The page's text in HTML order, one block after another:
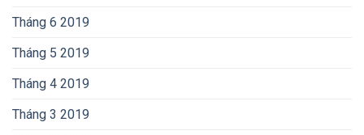
Tháng 6 2019
Tháng 5 2019
Tháng 4 2019
Tháng 3 2019